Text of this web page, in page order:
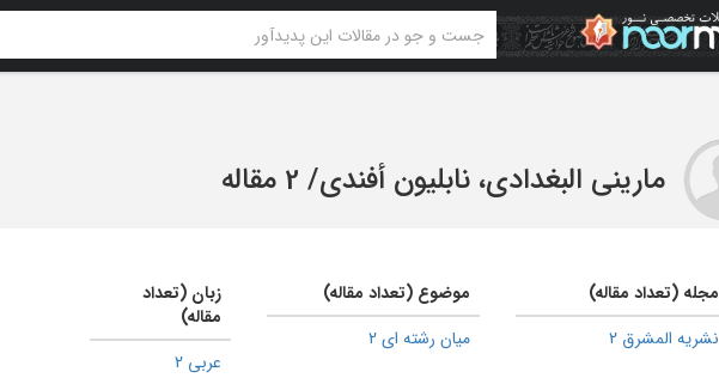
مارینی البغدادی، نابلیون أفندی/ 2 مقاله
مجله (تعداد مقاله)
نشریه المشرق 2
موضوع (تعداد مقاله)
میان رشته ای 2
زبان (تعداد
مقاله)
عربی 2